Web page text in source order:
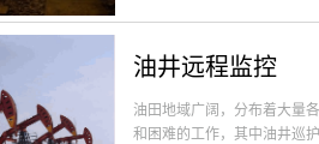
油井远程监控
油田地域广阔，分布着大量
和困难的工作，其中油井巡